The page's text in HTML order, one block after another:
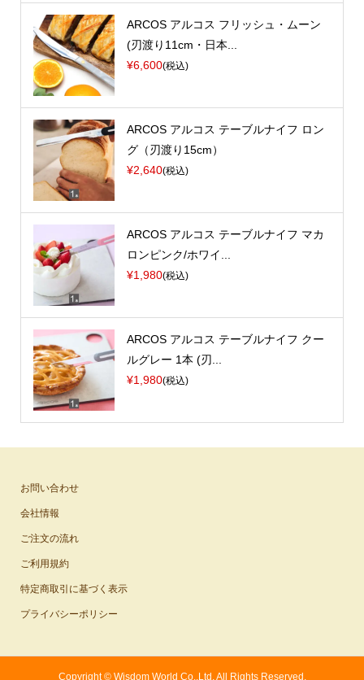
ARCOS アルコス フリッシュ・ムーン
(刃渡り11cm・日本...
¥6,600(税込)
ARCOS アルコス テーブルナイフ ロン
グ（刃渡り15cm）
¥2,640(税込)
ARCOS アルコス テーブルナイフ マカ
ロンピンク/ホワイ...
¥1,980(税込)
ARCOS アルコス テーブルナイフ クー
ルグレー 1本 (刃...
¥1,980(税込)
お問い合わせ
会社情報
ご注文の流れ
ご利用規約
特定商取引に基づく表示
プライバシーポリシー
Copyright ©Wisdom World Co.,Ltd. All Rights Reserved.